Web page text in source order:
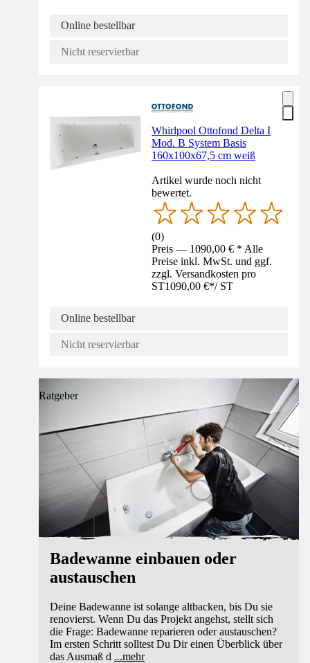
Online bestellbar
Nicht reservierbar
Whirlpool Ottofond Delta I
Mod. B System Basis
160x100x67,5 cm weiß
Artikel wurde noch nicht
bewertet.
(0)
Preis — 1090,00 € * Alle
Preise inkl. MwSt. und ggf.
zzgl. Versandkosten pro
ST1090,00 €*/ ST
Online bestellbar
Nicht reservierbar
Ratgeber
Badewanne einbauen oder
austauschen
Deine Badewanne ist solange altbacken, bis Du sie
renovierst. Wenn Du das Projekt angehst, stellt sich
die Frage: Badewanne reparieren oder austauschen?
Im ersten Schritt solltest Du Dir einen Überblick über
das Ausmaß d ...mehr